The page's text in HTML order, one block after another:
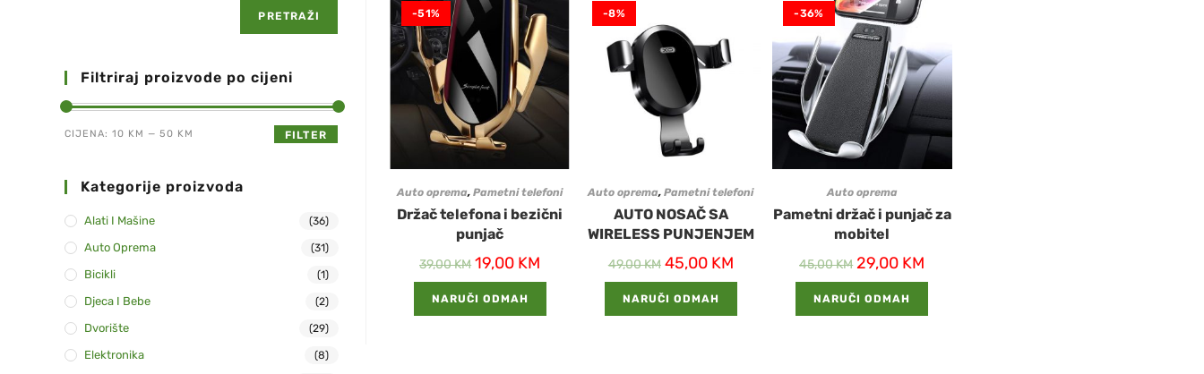
-51%
Auto oprema,Pametni telefoni
Držač telefona i bezični
punjač
39,00KM 19,00 KM
NARUČI ODMAH
-8%
Auto oprema,Pametni telefoni
AUTO NOSAČ SA
WIRELESS PUNJENJEM
49,00KM 45,00 KM
NARUČI ODMAH
-36%
Auto oprema
Pametni držač i punjač za
mobitel
45,00KM 29,00 KM
NARUČI ODMAH
PRETRAŽI
Filtriraj proizvode po cijeni
FILTER
CIJENA: 10 KM — 50 KM
Kategorije proizvoda
Alati I Mašine (36)
Auto Oprema (31)
Bicikli (1)
Djeca I Bebe (2)
Dvorište (29)
Elektronika (8)